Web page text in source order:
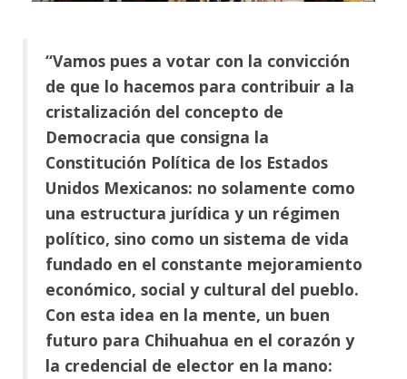
“Vamos pues a votar con la convicción
de que lo hacemos para contribuir a la
cristalización del concepto de
Democracia que consigna la
Constitución Política de los Estados
Unidos Mexicanos: no solamente como
una estructura jurídica y un régimen
político, sino como un sistema de vida
fundado en el constante mejoramiento
económico, social y cultural del pueblo.
Con esta idea en la mente, un buen
futuro para Chihuahua en el corazón y
la credencial de elector en la mano: